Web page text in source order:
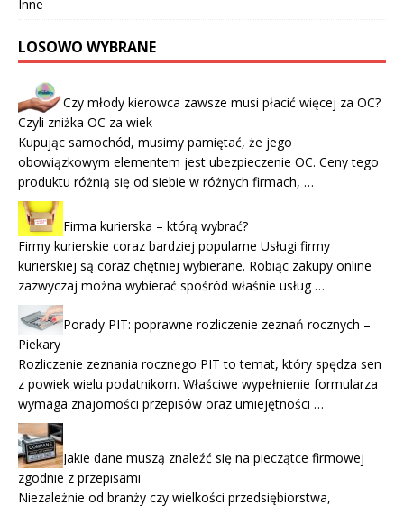
Inne
LOSOWO WYBRANE
Czy młody kierowca zawsze musi płacić więcej za OC?
Czyli zniżka OC za wiek
Kupując samochód, musimy pamiętać, że jego
obowiązkowym elementem jest ubezpieczenie OC. Ceny tego
produktu różnią się od siebie w różnych firmach, …
Firma kurierska – którą wybrać?
Firmy kurierskie coraz bardziej popularne Usługi firmy
kurierskiej są coraz chętniej wybierane. Robiąc zakupy online
zazwyczaj można wybierać spośród właśnie usług …
Porady PIT: poprawne rozliczenie zeznań rocznych –
Piekary
Rozliczenie zeznania rocznego PIT to temat, który spędza sen
z powiek wielu podatnikom. Właściwe wypełnienie formularza
wymaga znajomości przepisów oraz umiejętności …
Jakie dane muszą znaleźć się na pieczątce firmowej
zgodnie z przepisami
Niezależnie od branży czy wielkości przedsiębiorstwa,